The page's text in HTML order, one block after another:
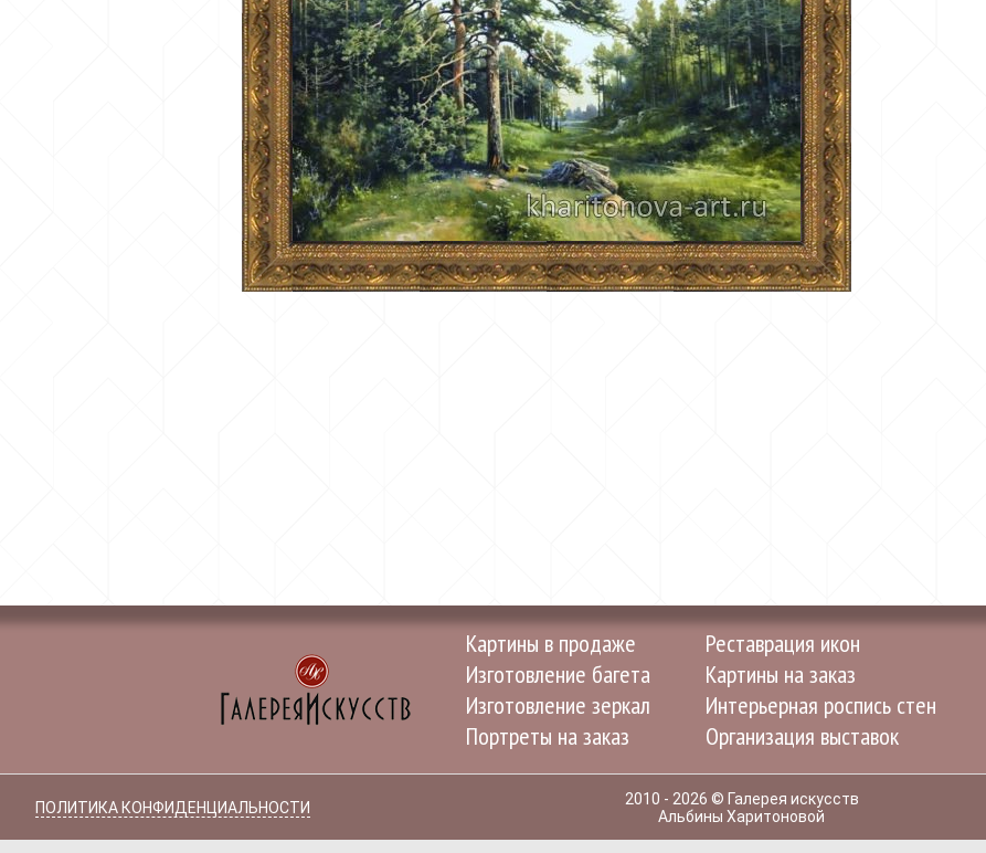
Картины в продаже
Изготовление багета
Изготовление зеркал
Портреты на заказ
Реставрация икон
Картины на заказ
Интерьерная роспись стен
Организация выставок
ПОЛИТИКА КОНФИДЕНЦИАЛЬНОСТИ
2010 - 2026 © Галерея искусств
Альбины Харитоновой